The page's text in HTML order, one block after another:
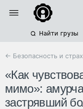
Найти грузы
← Безопасность и
«Как
мимо»:
застрявший